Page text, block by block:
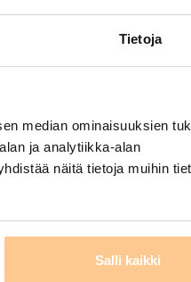
Tietoja
median ominaisuuksien
ja analytiikka-alan
näitä tietoja muihin
Salli kaikki
Tähdessä